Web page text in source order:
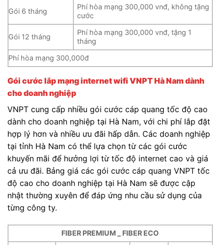
Gói 6 tháng
Phí hòa mạng 300,000 vnđ, không tặng
cước
Gói 12 tháng
Phí hòa mạng 300,000 vnđ, tặng 1
tháng
Phí hòa mạng 300,000đ
Gói cước lắp mạng internet wifi VNPT Hà Namdành
cho doanh nghiệp
VNPT cung cấp nhiều gói cước cáp quang tốc độ cao
dành cho doanh nghiệp tại Hà Nam, với chi phí lắp đặt
hợp lý hơn và nhiều ưu đãi hấp dẫn. Các doanh nghiệp
tại tỉnh Hà Nam có thể lựa chọn từ các gói cước
khuyến mãi để hưởng lợi từ tốc độ internet cao và giá
cả ưu đãi. Bảng giá các gói cước cáp quang VNPT tốc
độ cao cho doanh nghiệp tại Hà Nam sẽ được cập
nhật thường xuyên để đáp ứng nhu cầu sử dụng của
từng công ty.
FIBER PREMIUM _ FIBER ECO